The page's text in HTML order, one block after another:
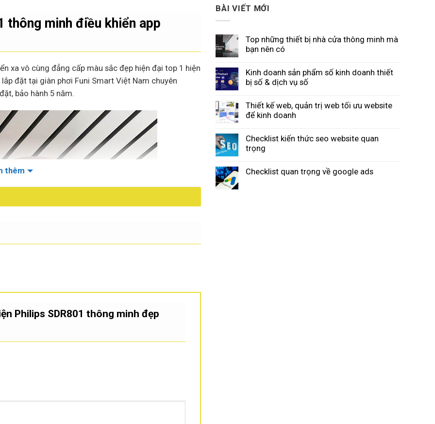
thông minh điều khiển app
xa vô cùng đẳng cấp màu sắc đẹp hiện đại top 1 hiện
đặt tại giàn phơi Funi Smart Việt Nam chuyên
bảo hành 5 năm.
thêm
Philips SDR801 thông minh đẹp
BÀI VIẾT MỚI
Top những thiết bị nhà cửa thông minh mà
bạn nên có
Kinh doanh sản phẩm số kinh doanh thiết
bị số & dịch vụ số
Thiết kế web, quản trị web tối ưu website
để kinh doanh
Checklist kiến thức seo website quan
trọng
Checklist quan trọng về google ads